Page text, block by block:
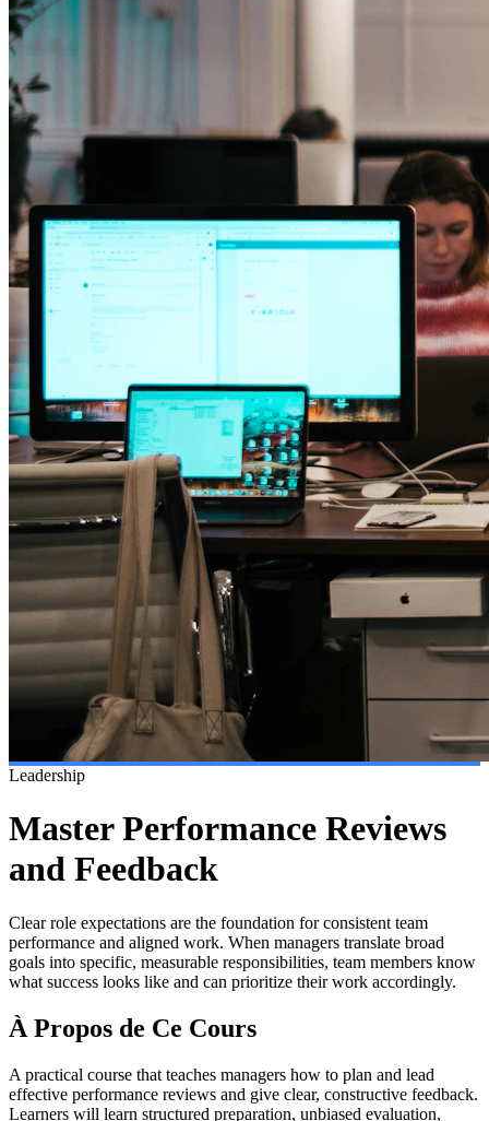
Leadership
Master Performance Reviews
and Feedback
Clear role expectations are the foundation for consistent team
performance and aligned work. When managers translate broad
goals into specific, measurable responsibilities, team members know
what success looks like and can prioritize their work accordingly.
À Propos de Ce Cours
A practical course that teaches managers how to plan and lead
effective performance reviews and give clear, constructive feedback.
Learners will learn structured preparation, unbiased evaluation,